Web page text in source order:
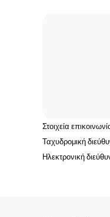
Στοιχεία
Ταχυδρομική
Ηλεκτρονική